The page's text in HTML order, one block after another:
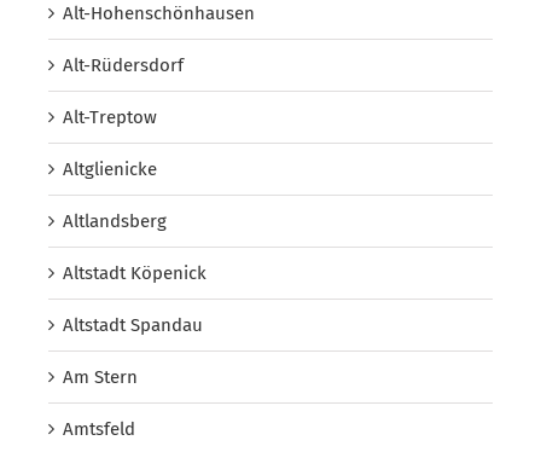
Alt-Hohenschönhausen
Alt-Rüdersdorf
Alt-Treptow
Altglienicke
Altlandsberg
Altstadt Köpenick
Altstadt Spandau
Am Stern
Amtsfeld